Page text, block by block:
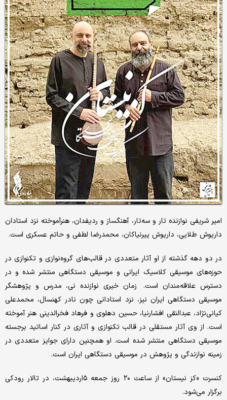
امیر شریفی نوازنده تار و سه‌تار، آهنگساز و ردیفدان، هنرآموخته نزد استادان
داریوش طلایی، داریوش پیرنیاکان، محمدرضا لطفی و حاتم عسکری است.
در دو دهه گذشته از او آثار متعددی در قالب‌های گروه‌نوازی و تکنوازی در
حوزه‌های موسیقی کلاسیک ایرانی و موسیقی دستگاهی منتشر شده و در
دسترس علاقه‌مندان است. زمان خیری نوازنده‌ نی، مدرس و پژوهشگر
موسیقی دستگاهی ایران نیز، نزد استادانی چون نادر کهنسال، محمدعلی
کیانی‌نژاد، عبدالنقی افشارنیا، حسین دهلوی و فرهاد فخرالدینی هنر آموخته
است. از وی آثار مستقلی در قالب تکنوازی و آثاری در کنار اساتید برجسته
موسیقی دستگاهی منتشر شده است. او همچنین دارای جوایز متعددی در
زمینه‌ نوازندگی و پژوهش در موسیقی دستگاهی ایران است.
کنسرت «کز نیستان» از ساعت ۲۰ روز جمعه ۵اردیبهشت، در تالار رودکی
برگزار می‌شود.